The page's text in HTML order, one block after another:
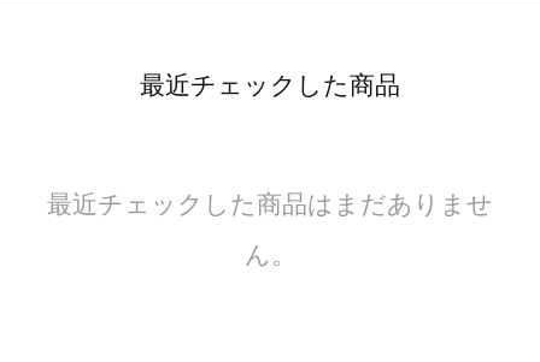
最近チェックした商品
最近チェックした商品はまだありませ
ん。